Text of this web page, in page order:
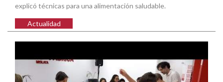
explicó técnicas para una alimentación saludable.
Actualidad